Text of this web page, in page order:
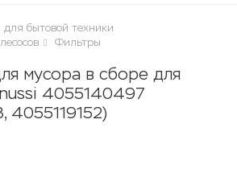
для бытовой техники
Фильтры
мусора в сборе для
4055140497
4055119152)